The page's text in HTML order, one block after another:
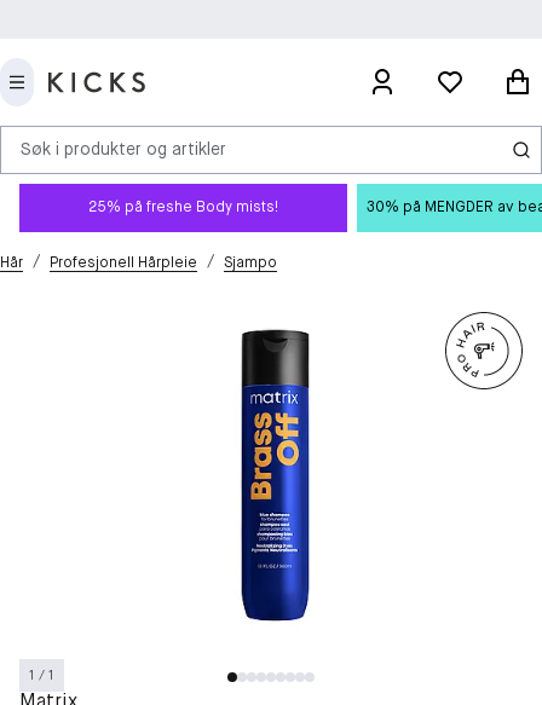
Søk i produkter og artikler
25% på freshe Body mists! 30% på MENGDER av
Hår / Profesjonell Hårpleie / Sjampo
1 / 1